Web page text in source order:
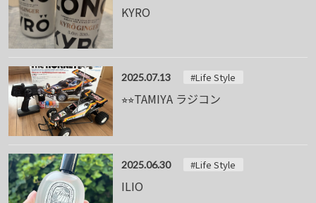
KYRO
2025.07.13 #Life Style
⭐︎⭐︎TAMIYA ラジコン
2025.06.30 #Life Style
ILIO